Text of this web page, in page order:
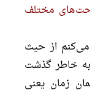
مختلف
از حیث
به خاطر گذشت
زمان یعنی